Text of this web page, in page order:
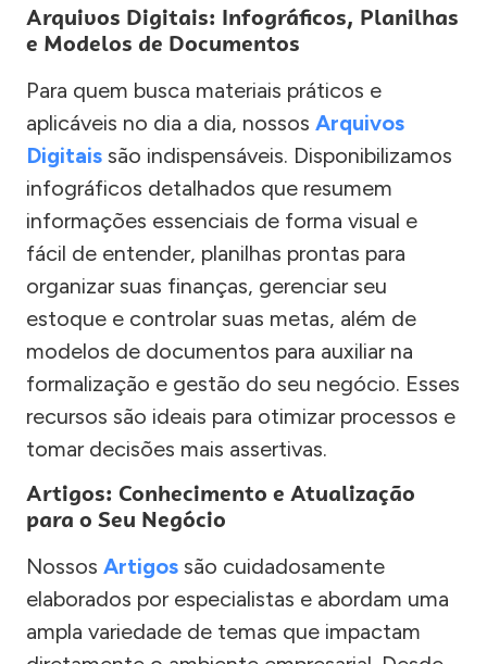
Arquivos Digitais: Infográficos, Planilhas
e Modelos de Documentos
Para quem busca materiais práticos e
aplicáveis no dia a dia, nossos Arquivos
Digitais são indispensáveis. Disponibilizamos
infográficos detalhados que resumem
informações essenciais de forma visual e
fácil de entender, planilhas prontas para
organizar suas finanças, gerenciar seu
estoque e controlar suas metas, além de
modelos de documentos para auxiliar na
formalização e gestão do seu negócio. Esses
recursos são ideais para otimizar processos e
tomar decisões mais assertivas.
Artigos: Conhecimento e Atualização
para o Seu Negócio
Nossos Artigos são cuidadosamente
elaborados por especialistas e abordam uma
ampla variedade de temas que impactam